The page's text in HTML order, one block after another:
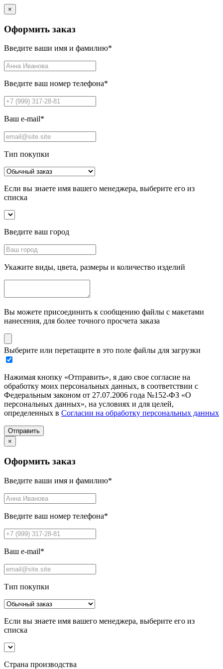
×
Оформить заказ
Введите ваши имя и фамилию*
Введите ваш номер телефона*
Ваш e-mail*
Тип покупки
Если вы знаете имя вашего менеджера, выберите его из
списка
Введите ваш город
Укажите виды, цвета, размеры и количество изделий
Вы можете присоединить к сообщению файлы с макетами
нанесения, для более точного просчета заказа
Выберите или перетащите в это поле файлы для загрузки
Нажимая кнопку «Отправить», я даю свое согласие на
обработку моих персональных данных, в соответствии с
Федеральным законом от 27.07.2006 года №152-ФЗ «О
персональных данных», на условиях и для целей,
определенных в Согласии на обработку персональных данных
Отправить
×
Оформить заказ
Введите ваши имя и фамилию*
Введите ваш номер телефона*
Ваш e-mail*
Тип покупки
Если вы знаете имя вашего менеджера, выберите его из
списка
Страна производства